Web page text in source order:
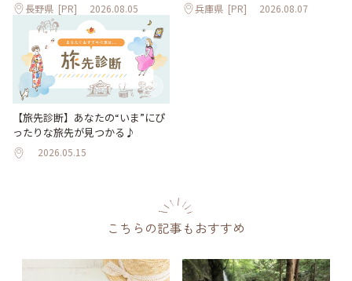
長野県 [PR] 2026.08.05 兵庫県 [PR] 2026.08.07
【旅先診断】あなたの“いま”にぴ
ったりな旅先が見つかる♪
2026.05.15
こちらの記事もおすすめ